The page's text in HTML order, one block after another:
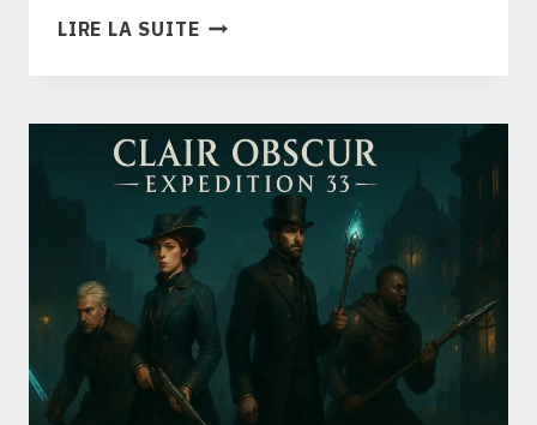
LIRE LA SUITECOUNTER-
(CS2)
GRATUIT,
PLATEFORMES
CONFIG